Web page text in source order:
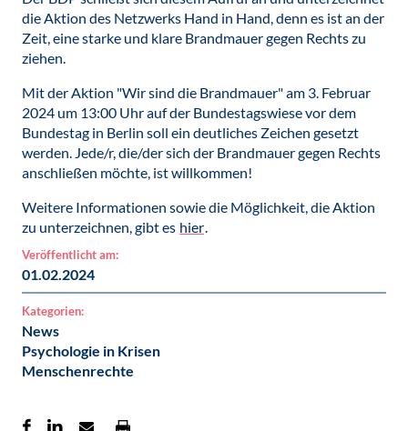
die Aktion des Netzwerks Hand in Hand, denn es ist an der
Zeit, eine starke und klare Brandmauer gegen Rechts zu
ziehen.
Mit der Aktion "Wir sind die Brandmauer" am 3. Februar
2024 um 13:00 Uhr auf der Bundestagswiese vor dem
Bundestag in Berlin soll ein deutliches Zeichen gesetzt
werden. Jede/r, die/der sich der Brandmauer gegen Rechts
anschließen möchte, ist willkommen!
Weitere Informationen sowie die Möglichkeit, die Aktion
zu unterzeichnen, gibt es hier.
Veröffentlicht am:
01.02.2024
Kategorien:
News
Psychologie in Krisen
Menschenrechte